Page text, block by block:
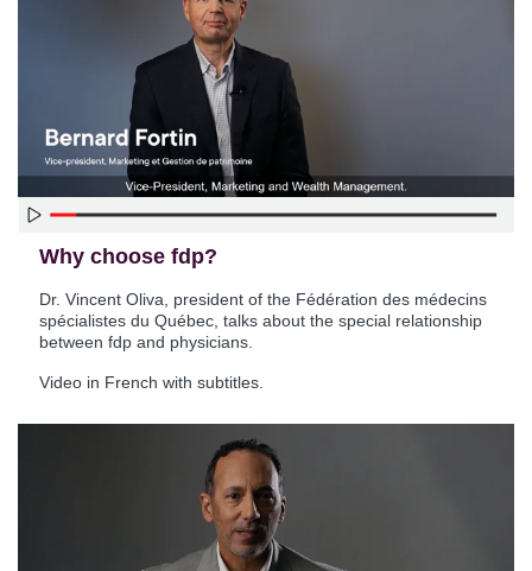
Why choose fdp?
Dr. Vincent Oliva, president of the Fédération des médecins
spécialistes du Québec, talks about the special relationship
between fdp and physicians.
Video in French with subtitles.